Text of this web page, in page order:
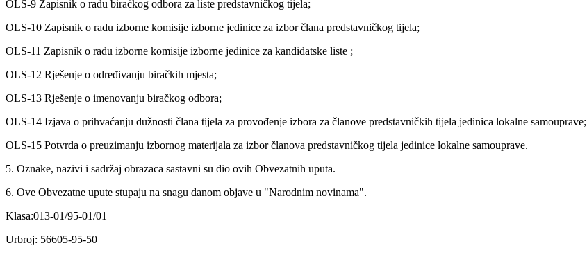
OLS-9 Zapisnik o radu biračkog odbora za liste predstavničkog tijela;
OLS-10 Zapisnik o radu izborne komisije izborne jedinice za izbor člana predstavničkog tijela;
OLS-11 Zapisnik o radu izborne komisije izborne jedinice za kandidatske liste ;
OLS-12 Rješenje o određivanju biračkih mjesta;
OLS-13 Rješenje o imenovanju biračkog odbora;
OLS-14 Izjava o prihvaćanju dužnosti člana tijela za provođenje izbora za članove predstavničkih tijela jedinica lokalne samouprave;
OLS-15 Potvrda o preuzimanju izbornog materijala za izbor članova predstavničkog tijela jedinice lokalne samouprave.
5. Oznake, nazivi i sadržaj obrazaca sastavni su dio ovih Obvezatnih uputa.
6. Ove Obvezatne upute stupaju na snagu danom objave u "Narodnim novinama".
Klasa:013-01/95-01/01
Urbroj: 56605-95-50